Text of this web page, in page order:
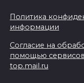
06 августа
выборам
Политика
информации
Согласие на
помощью
top.mail.ru